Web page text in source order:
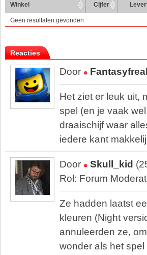
Winkel Cijfer
Geen resultaten gevonden
Reacties
Door
Het ziet er leuk uit,
spel (en je vaak
draaischijf waar
iedere kant
Door Skull_kid
Rol: Forum
Ze hadden laatst
kleuren (Night
annuleerden ze,
wonder als het